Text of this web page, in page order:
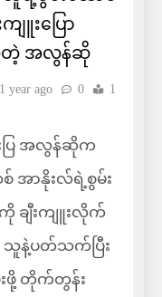
ျူးပြော
တဲ့ အလွန်ဆို
1 year ago 0
1
ပြ အလွန်ဆိုက
ာနိုးလ်ရဲ့စွမ်း
ချီးကျူးလိုက်
း သူနဲ့ပတ်သက်ပြီး
ဖို့ တိုက်တွန်း